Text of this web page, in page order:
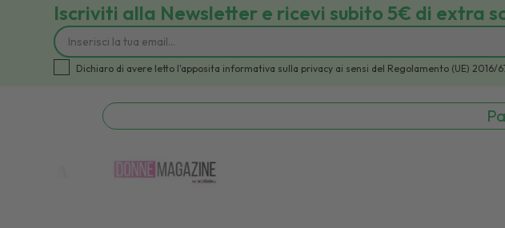
Iscriviti alla Newsletter e ricevi subito 5€ di extra
Dichiaro di avere letto l'apposita informativa sulla privacy ai sensi del Regolamento (UE) 2016/